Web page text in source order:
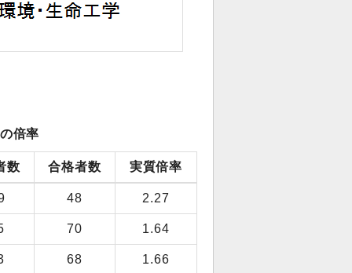
倍率
数 合格者数 実質倍率
48 2.27
70 1.64
68 1.66